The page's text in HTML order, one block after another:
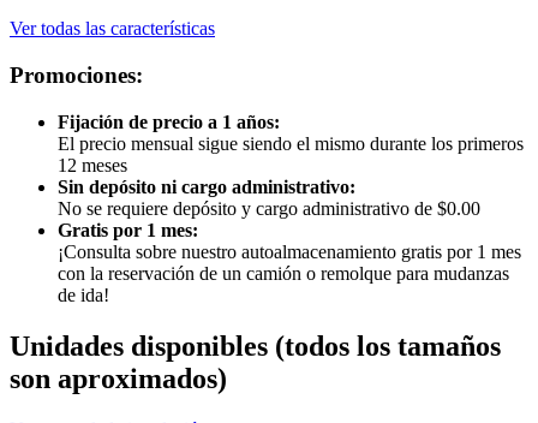
Ver todas las características
Promociones:
Fijación de precio a 1 años:
El precio mensual sigue siendo el mismo durante los primeros
12 meses
Sin depósito ni cargo administrativo:
No se requiere depósito y cargo administrativo de $0.00
Gratis por 1 mes:
¡Consulta sobre nuestro autoalmacenamiento gratis por 1 mes
con la reservación de un camión o remolque para mudanzas
de ida!
Unidades disponibles (todos los tamaños
son aproximados)